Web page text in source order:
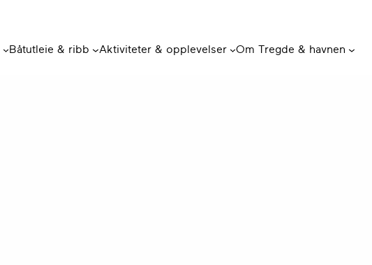
Båtutleie & ribb Aktiviteter & opplevelser Om Tregde & havnen